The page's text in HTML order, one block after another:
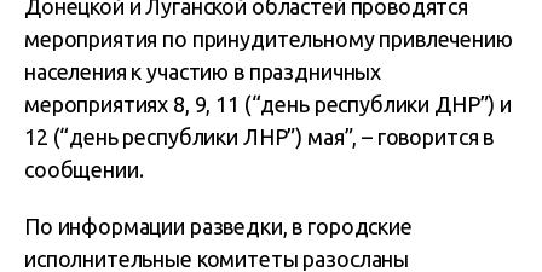
Донецкой и Луганской областей проводятся
мероприятия по принудительному привлечению
населения к участию в праздничных
мероприятиях 8, 9, 11 (“день республики ДНР”) и
12 (“день республики ЛНР”) мая”, – говорится в
сообщении.
По информации разведки, в городские
исполнительные комитеты разосланы